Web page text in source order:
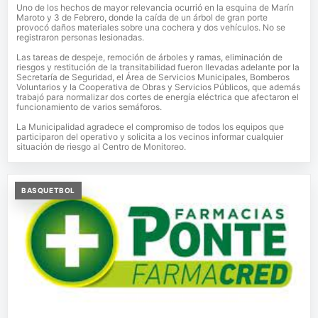
Uno de los hechos de mayor relevancia ocurrió en la esquina de Marín
Maroto y 3 de Febrero, donde la caída de un árbol de gran porte
provocó daños materiales sobre una cochera y dos vehículos. No se
registraron personas lesionadas.
Las tareas de despeje, remoción de árboles y ramas, eliminación de
riesgos y restitución de la transitabilidad fueron llevadas adelante por la
Secretaría de Seguridad, el Área de Servicios Municipales, Bomberos
Voluntarios y la Cooperativa de Obras y Servicios Públicos, que además
trabajó para normalizar dos cortes de energía eléctrica que afectaron el
funcionamiento de varios semáforos.
La Municipalidad agradece el compromiso de todos los equipos que
participaron del operativo y solicita a los vecinos informar cualquier
situación de riesgo al Centro de Monitoreo.
BASQUETBOL